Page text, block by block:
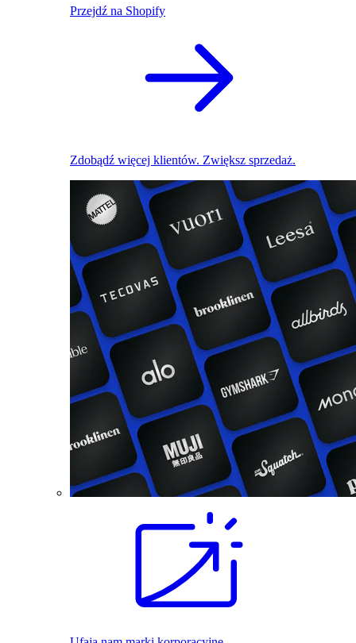
Przejdź na Shopify
Zdobądź więcej klientów. Zwiększ sprzedaż.